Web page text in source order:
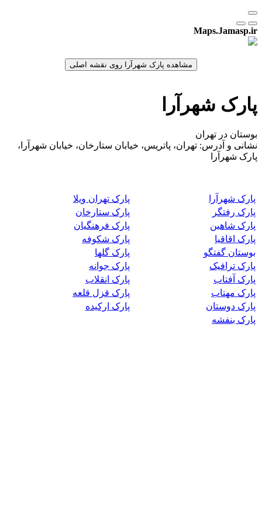
Maps.Jamasp.ir
پارک شهرآرا
بوستان در تهران
نشانی و آدرس: تهران، پاتریس، خیابان ستارخان، خیابان شهرآرا،
پارک شهرآرا
پارک شهرآرا
پارک تهران ویلا
پارک رفتگر
پارک ستارخان
پارک شاهین
پارک فرهنگیان
پارک اقاقیا
پارک شکوفه
بوستان گفتگو
پارک گلها
پارک ترافیک
پارک جوانه
پارک آفتاب
پارک انقلاب
پارک مهتاب
پارک قزل قلعه
پارک دوستان
پارک ارکیده
پارک بنفشه